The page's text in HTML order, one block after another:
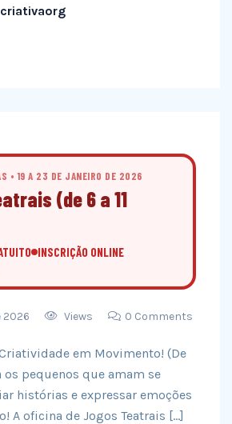
• 19 A 23 DE JANEIRO DE 2026
(de 6 a 11
INSCRIÇÃO ONLINE
2026 Views 0 Comments
em Movimento! (De
os pequenos que amam se
histórias e expressar emoções
A oficina de Jogos Teatrais […]